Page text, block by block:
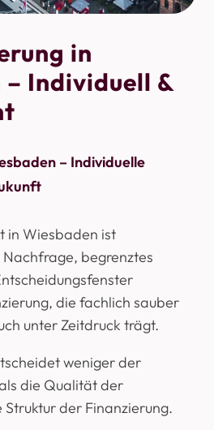
in
– Individuell &
– Individuelle
in Wiesbaden ist
begrenztes
die fachlich sauber
unter Zeitdruck trägt.
weniger der
die Qualität der
Struktur der Finanzierung.